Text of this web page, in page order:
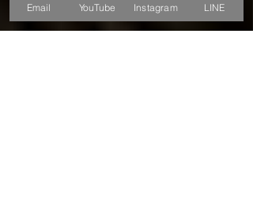
Email YouTube Instagram LINE